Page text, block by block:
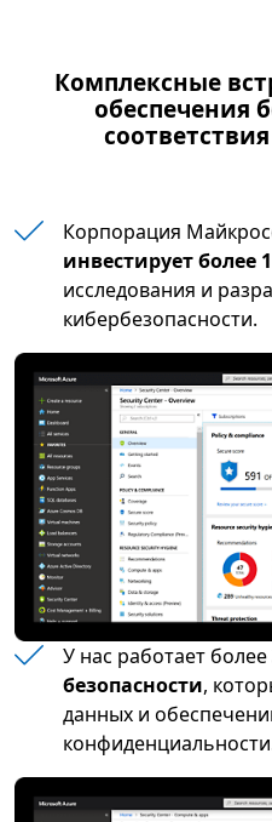
Комплексные
обеспечения
Корпорация
инвестирует более
исследования и
кибербезопасности.
У нас работает более
безопасности,
данных и